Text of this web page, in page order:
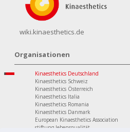
wiki.kinaesthetics.de
Organisationen
Kinaesthetics Deutschland
Kinaesthetics Schweiz
Kinaesthetics Österreich
Kinaesthetics Italia
Kinaesthetics Romania
Kinaesthetics Danmark
European Kinaesthetics Association
stiftung lebensqualität